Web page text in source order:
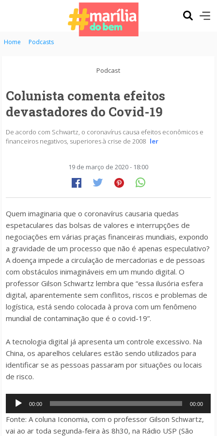
Home Podcasts
Podcast
Colunista comenta efeitos
devastadores do Covid-19
De acordo com Schwartz, o coronavírus causa efeitos econômicos e
financeiros negativos, superiores à crise de 2008 ler
19 de março de 2020 - 18:00
Quem imaginaria que o coronavírus causaria quedas
espetaculares das bolsas de valores e interrupções de
negociações em várias praças financeiras mundiais, expondo
a gravidade de um processo que não é apenas especulativo?
A doença impede a circulação de mercadorias e de pessoas
com obstáculos inimagináveis em um mundo digital. O
professor Gilson Schwartz lembra que “essa ilusória esfera
digital, aparentemente sem conflitos, riscos e problemas de
logística, está sendo colocada à prova com um fenômeno
mundial de contaminação que é o covid-19”.
A tecnologia digital já apresenta um controle excessivo. Na
China, os aparelhos celulares estão sendo utilizados para
identificar se as pessoas passaram por situações ou locais
de risco.
Tocador
de
áudio
00:00 00:00
Fonte: A coluna Iconomia, com o professor Gilson Schwartz,
vai ao ar toda segunda-feira às 8h30, na Rádio USP (São